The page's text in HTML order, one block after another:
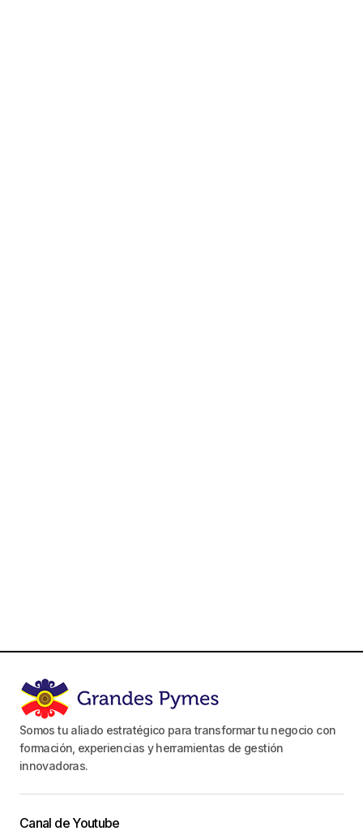
Somos tu aliado estratégico para transformar tu negocio con
formación, experiencias y herramientas de gestión
innovadoras.
Canal de Youtube